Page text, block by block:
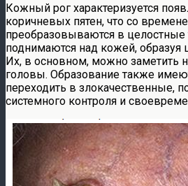
Кожный рог характеризуется
коричневых пятен, что со
преобразовываются в целостные
поднимаются над кожей,
Их, в основном, можно заметить
головы. Образование также
переходить в злокачественные,
системного контроля и